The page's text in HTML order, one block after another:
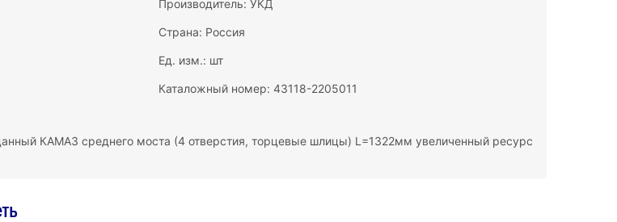
Производитель: УКД
Страна: Россия
Ед. изм.: шт
Каталожный номер: 43118-2205011
КАМАЗ среднего моста (4 отверстия, торцевые шлицы) L=1322мм увеличенный ресурс